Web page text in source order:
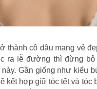
thành cô dâu mang vẻ
ra lễ đường thì đừng bỏ
Gần giống như kiểu
kết hợp giữ tóc tết và tóc